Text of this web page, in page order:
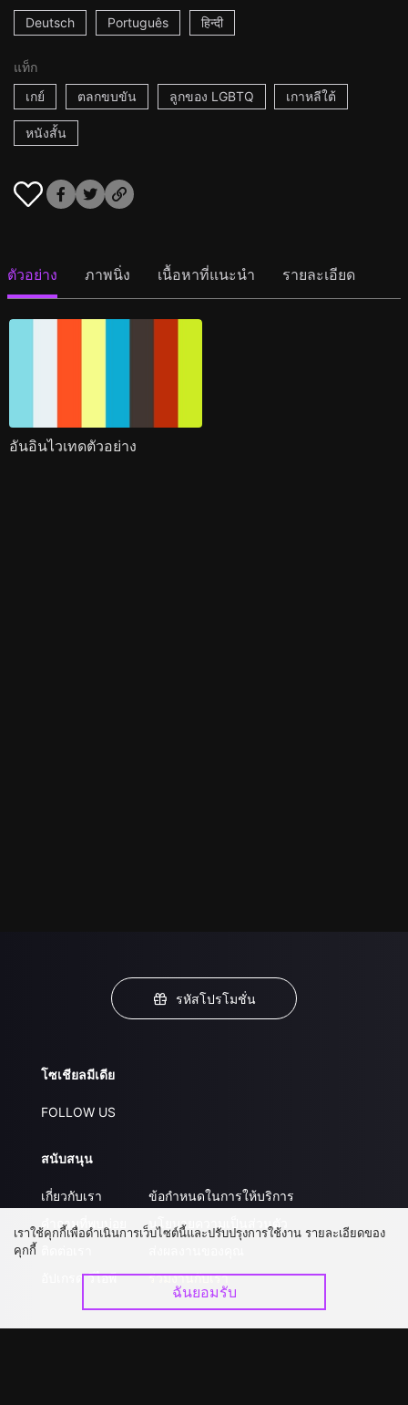
Deutsch Português हिन्दी
แท็ก
เกย์
ตลกขบขัน ลูกของ LGBTQ เกาหลีใต้
หนังสั้น
ตัวอย่าง ภาพนิ่ง เนื้อหาที่แนะนำ รายละเอียด
อันอินไวเทดตัวอย่าง
รหัสโปรโมชั่น
โซเชียลมีเดีย
FOLLOW US
สนับสนุน
เกี่ยวกับเรา
คำถามที่พบบ่อย
อัปเกรด วีไอพี
ข้อกำหนดในการให้บริการ
นโยบายความเป็นส่วนตัว
ร่วมงานกับเรา
เราใช้คุกกี้เพื่อดำเนินการเว็บไซต์นี้และปรับปรุงการใช้งาน รายละเอียดของ
คุกกี้
ฉันยอมรับ